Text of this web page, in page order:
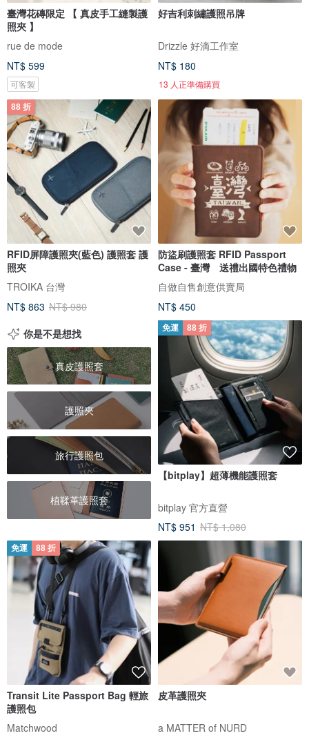
臺灣花磚限定 【 真皮手工縫製護
照夾 】
rue de mode
NT$ 599
可客製
好吉利刺繡護照吊牌
Drizzle 好滴工作室
NT$ 180
13 人正準備購買
88 折
RFID屏障護照夾(藍色) 護照套 護
照夾
TROIKA 台灣
NT$ 863 NT$ 980
防盜刷護照套 RFID Passport
Case - 臺灣 送禮出國特色禮物
自做自售創意供賣局
NT$ 450
你是不是想找
真皮護照套
護照夾
旅行護照包
植鞣革護照套
免運 88 折
【bitplay】超薄機能護照套
bitplay 官方直營
NT$ 951 NT$ 1,080
免運 88 折
Transit Lite Passport Bag 輕旅
護照包
Matchwood
皮革護照夾
a MATTER of NURD